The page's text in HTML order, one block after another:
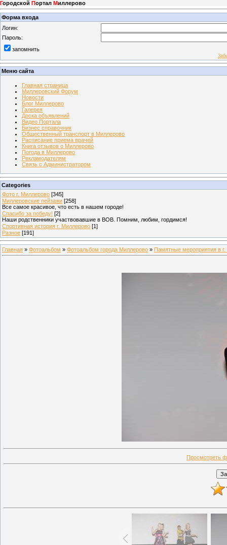
Городской Портал Миллерово
Форма входа
Логин:
Пароль:
запомнить
Меню сайта
Главная страница
Миллеровский Форум
Новости
Блог Миллерово
Галерея
Доска объявлений
Видео Портала
Бизнес справочник
Общественный транспорт в Миллерово
Расписание приема врачей
Книга отзывов о Миллерово
Погода в Миллерово
Рекламодателям
Связь с Администратором
Categories
Фото г. Миллерово [345]
Миллеровские пейзажи [258]
Все самое красивое, что есть в нашем городе!
Спасибо за победу! [2]
Наши родственники участвовавшие в ВОВ. Помним, любим, гордимся!
Спортивная история г. Миллерово [1]
Разное [191]
Главная » Фотоальбом » Фотоальбом города Миллерово » Памятные мероприятия в
Просмотреть